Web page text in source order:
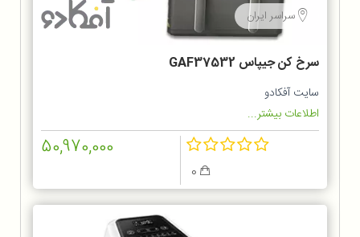
سراسر ایران
سرخ کن جیپاس GAF37532
سایت آفکادو
اطلاعات بیشتر...
50,970,000